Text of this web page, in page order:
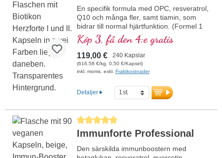
och mikronäringsämnen, under ledning av
Dr. med. Alexander Michalzik.
En specifik formula med OPC, resveratrol,
Q10 och många fler, samt tiamin, som
bidrar till normal hjärtfunktion. (Formel 1
och Formel 2)
Köp 3, få den 4:e gratis
119,00 € 240 Kapslar
(616,58 €/kg, 0,50 €/Kapsel)
inkl. moms. exkl. Fraktkostnader
Detaljer
Genomsnittligt betyg på 5 av 5 stjärnor
Immunforte Professional
Den särskilda immunboostern med